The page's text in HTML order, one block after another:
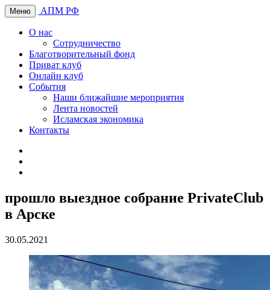
Меню АПМ РФ
О нас
Сотрудничество
Благотворительный фонд
Приват клуб
Онлайн клуб
События
Наши ближайшие мероприятия
Лента новостей
Исламская экономика
Контакты
прошло выездное собрание PrivateClub
в Арске
30.05.2021